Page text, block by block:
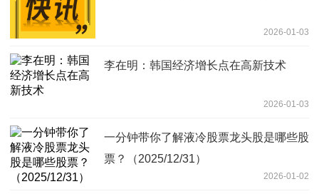
2026-01-03
李在明：韩国经济增长点在高新技术
2026-01-03
一分钟带你了解液冷股票龙头股是哪些股
票？（2025/12/31）
2026-01-02